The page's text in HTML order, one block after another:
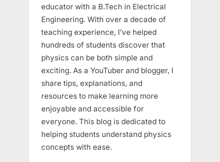
educator with a B.Tech in Electrical
Engineering. With over a decade of
teaching experience, I’ve helped
hundreds of students discover that
physics can be both simple and
exciting. As a YouTuber and blogger, I
share tips, explanations, and
resources to make learning more
enjoyable and accessible for
everyone. This blog is dedicated to
helping students understand physics
concepts with ease.